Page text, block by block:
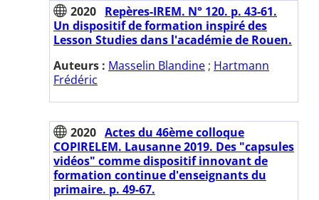
2020 Repères-IREM. N° 120. p. 43-61.
Un dispositif de formation inspiré des
Lesson Studies dans l'académie de Rouen.
Auteurs : Masselin Blandine ; Hartmann
Frédéric
2020 Actes du 46ème colloque
COPIRELEM. Lausanne 2019. Des "capsules
vidéos" comme dispositif innovant de
formation continue d'enseignants du
primaire. p. 49-67.